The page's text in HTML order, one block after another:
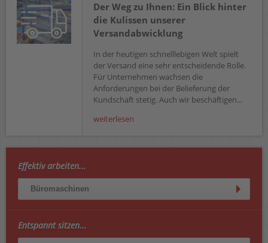
Der Weg zu Ihnen: Ein Blick hinter
die Kulissen unserer
Versandabwicklung
In der heutigen schnelllebigen Welt spielt
der Versand eine sehr entscheidende Rolle.
Für Unternehmen wachsen die
Anforderungen bei der Belieferung der
Kundschaft stetig. Auch wir beschäftigen...
weiterlesen
Effektiv arbeiten...
Büromaschinen
Entspannt sitzen...